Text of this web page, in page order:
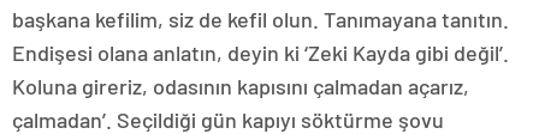
başkana kefilim, siz de kefil olun. Tanımayana tanıtın.
Endişesi olana anlatın, deyin ki ‘Zeki Kayda gibi değil’.
Koluna gireriz, odasının kapısını çalmadan açarız,
çalmadan’. Seçildiği gün kapıyı söktürme şovu